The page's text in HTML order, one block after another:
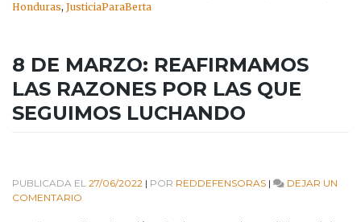
Honduras, JusticiaParaBerta
8 DE MARZO: REAFIRMAMOS
LAS RAZONES POR LAS QUE
SEGUIMOS LUCHANDO
PUBLICADA EL 27/06/2022 | POR REDDEFENSORAS |
DEJAR UN
COMENTARIO